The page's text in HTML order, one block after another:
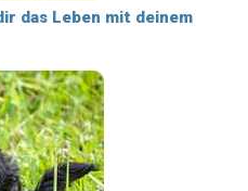
das Leben mit deinem